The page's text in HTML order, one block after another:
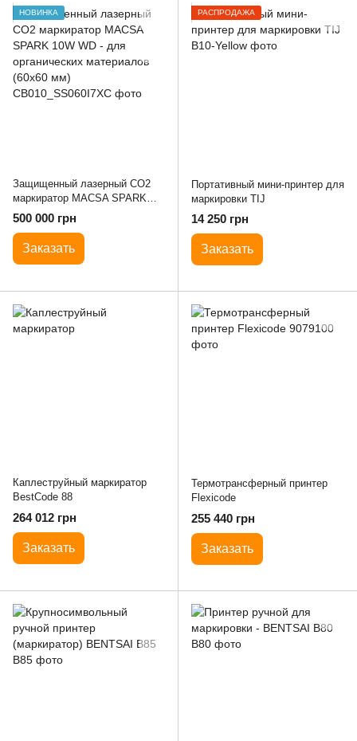
НОВИНКА
Защищенный лазерный CO2
маркиратор MACSA SPARK
10W WD - для органических
материалов (60х60 мм)
500 000 грн
Заказать
РАСПРОДАЖА
Портативный мини-принтер для
маркировки TIJ
14 250 грн
Заказать
Каплеструйный маркиратор
BestCode 88
264 012 грн
Заказать
Термотрансферный принтер
Flexicode
255 440 грн
Заказать